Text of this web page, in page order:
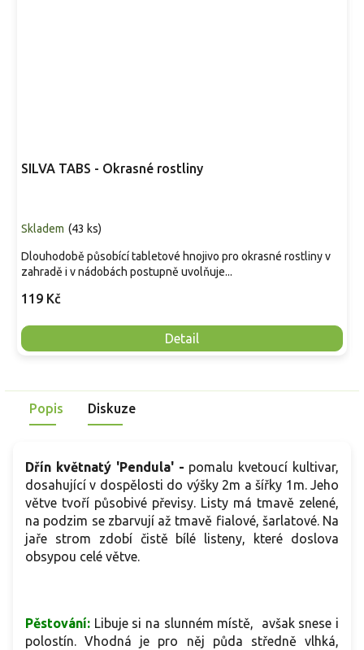
SILVA TABS - Okrasné rostliny
Skladem (43 ks)
119 Kč
Detail
Dlouhodobě působící tabletové hnojivo pro okrasné rostliny v
zahradě i v nádobách postupně uvolňuje...
Popis Diskuze
Dřín květnatý 'Pendula' - pomalu kvetoucí kultivar,
dosahující v dospělosti do výšky 2m a šířky 1m. Jeho
větve tvoří působivé převisy. Listy má tmavě zelené,
na podzim se zbarvují až tmavě fialové, šarlatové. Na
jaře strom zdobí čistě bílé listeny, které doslova
obsypou celé větve.
Pěstování: Libuje si na slunném místě,
avšak snese i
polostín. Vhodná je pro něj půda středně vlhká,